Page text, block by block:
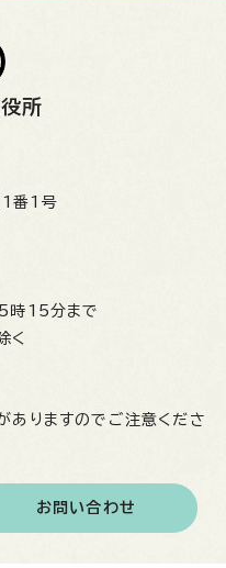
所
1番1号
時15分まで
く
ありますのでご注意くださ
お問い合わせ